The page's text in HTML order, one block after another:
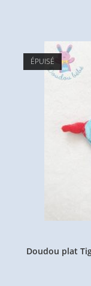
ÉPUISÉ
Doudou plat